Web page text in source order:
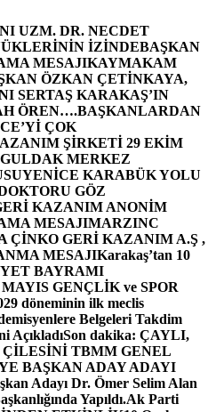
UZM. DR. NECDET
İZİNDEBAŞKAN
MESAJIKAYMAKAM
ÖZKAN ÇETİNKAYA,
SERTAŞ KARAKAŞ’IN
ÖREN….BAŞKANLARDAN
ÇOK
ŞİRKETİ 29 EKİM
MERKEZ
YENİCE KARABÜK YOLU
GÖZ
KAZANIM ANONİM
MESAJIMARZINC
ÇİNKO GERİ KAZANIM A.Ş ,
MESAJIKarakaş’tan 10
BAYRAMI
GENÇLİK ve SPOR
döneminin ilk meclis
Belgeleri Takdim
AçıkladıSon dakika: ÇAYLI,
TBMM GENEL
BAŞKAN ADAY ADAYI
Adayı Dr. Ömer Selim Alan
Yapıldı.Ak Parti